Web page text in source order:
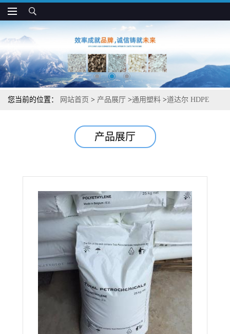
您当前的位置： 网站首页 > 产品展厅 >通用塑料 >道达尔 HDPE
产品展厅